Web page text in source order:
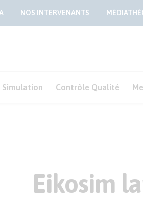
NOS INTERVENANTS
Simulation Contrôle Qualité
Eikosim